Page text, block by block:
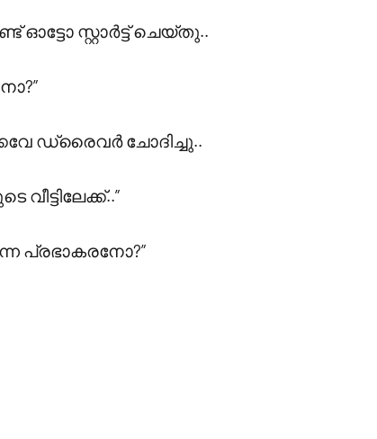
ഓട്ടോ സ്റ്റാർട്ട്‌ ചെയ്തു..
ഡ്രൈവർ ചോദിച്ചു..
പ്രഭാകരനോ?”